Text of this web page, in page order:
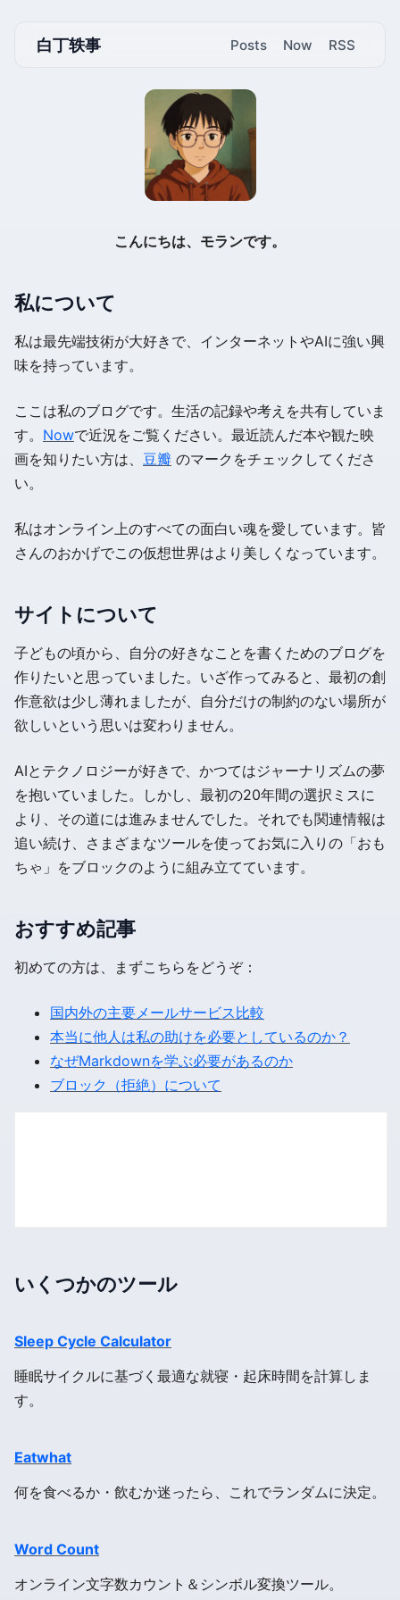
白丁轶事 Posts Now RSS
こんにちは、モランです。
私について
私は最先端技術が大好きで、インターネットやAIに強い興
味を持っています。
ここは私のブログです。生活の記録や考えを共有していま
す。 Nowで近況をご覧ください。最近読んだ本や観た映
画を知りたい方は、 豆瓣 のマークをチェックしてくださ
い。
私はオンライン上のすべての面白い魂を愛しています。皆
さんのおかげでこの仮想世界はより美しくなっています。
サイトについて
子どもの頃から、自分の好きなことを書くためのブログを
作りたいと思っていました。いざ作ってみると、最初の創
作意欲は少し薄れましたが、自分だけの制約のない場所が
欲しいという思いは変わりません。
AIとテクノロジーが好きで、かつてはジャーナリズムの夢
を抱いていました。しかし、最初の20年間の選択ミスに
より、その道には進みませんでした。それでも関連情報は
追い続け、さまざまなツールを使ってお気に入りの「おも
ちゃ」をブロックのように組み立てています。
おすすめ記事
初めての方は、まずこちらをどうぞ：
国内外の主要メールサービス比較
本当に他人は私の助けを必要としているのか？
なぜMarkdownを学ぶ必要があるのか
ブロック（拒絶）について
いくつかのツール
Sleep Cycle Calculator
睡眠サイクルに基づく最適な就寝・起床時間を計算しま
す。
Eatwhat
何を食べるか・飲むか迷ったら、これでランダムに決定。
Word Count
オンライン文字数カウント＆シンボル変換ツール。